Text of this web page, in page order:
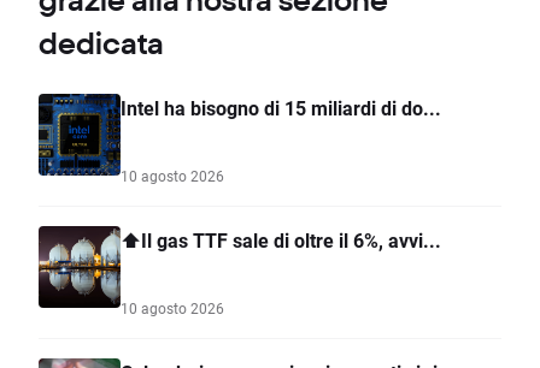
dedicata
Intel ha bisogno di 15 miliardi di do...
10 agosto 2026
⬆️Il gas TTF sale di oltre il 6%, avvi...
10 agosto 2026